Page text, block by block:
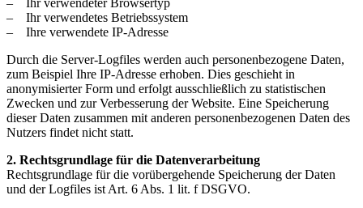
– Ihr verwendeter Browsertyp
– Ihr verwendetes Betriebssystem
– Ihre verwendete IP-Adresse
Durch die Server-Logfiles werden auch personenbezogene Daten,
zum Beispiel Ihre IP-Adresse erhoben. Dies geschieht in
anonymisierter Form und erfolgt ausschließlich zu statistischen
Zwecken und zur Verbesserung der Website. Eine Speicherung
dieser Daten zusammen mit anderen personenbezogenen Daten des
Nutzers findet nicht statt.
2. Rechtsgrundlage für die Datenverarbeitung
Rechtsgrundlage für die vorübergehende Speicherung der Daten
und der Logfiles ist Art. 6 Abs. 1 lit. f DSGVO.